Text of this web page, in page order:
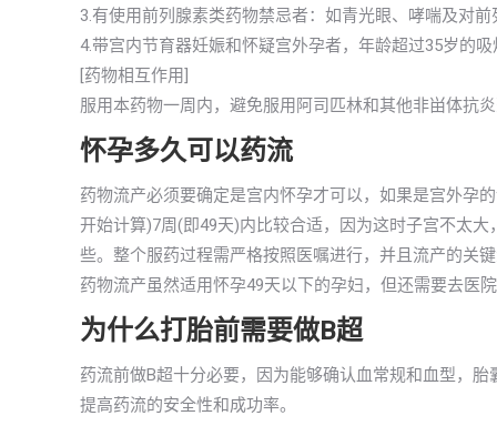
3.有使用前列腺素类药物禁忌者：如青光眼、哮喘及对
4.带宫内节育器妊娠和怀疑宫外孕者，年龄超过35岁的
[药物相互作用]
服用本药物一周内，避免服用阿司匹林和其他非畄体抗
怀孕多久可以药流
药物流产必须要确定是宫内怀孕才可以，如果是宫外孕
开始计算)7周(即49天)内比较合适，因为这时子宫不太
些。整个服药过程需严格按照医嘱进行，并且流产的关
药物流产虽然适用怀孕49天以下的孕妇，但还需要去医
为什么打胎前需要做B超
药流前做B超十分必要，因为能够确认血常规和血型，
提高药流的安全性和成功率。